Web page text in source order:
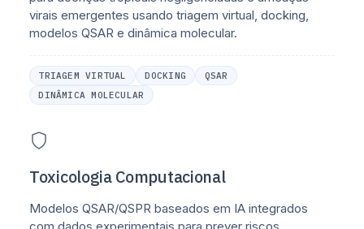
virais emergentes usando triagem virtual, docking,
modelos QSAR e dinâmica molecular.
TRIAGEM VIRTUAL DOCKING
QSAR
DINÂMICA MOLECULAR
Toxicologia Computacional
Modelos QSAR/QSPR baseados em IA integrados